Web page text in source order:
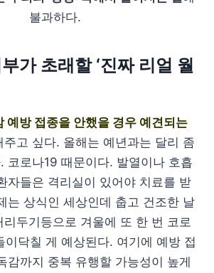
불과하다.
가 초래할 ‘진짜 리얼 월
예방 접종을 안했을 경우 예견되는
주고 싶다. 올해는 예년과는 달리 좀
코로나19 때문이다. 발열이나 호흡
자들은 격리실이 있어야 치료를 받
는 상식인 세상인데 춥고 건조한 날
두기등으로 겨울에 또 한 번 코로
이닥칠 게 예상된다. 여기에 예방 접
감까지 중복 유행할 가능성이 높게